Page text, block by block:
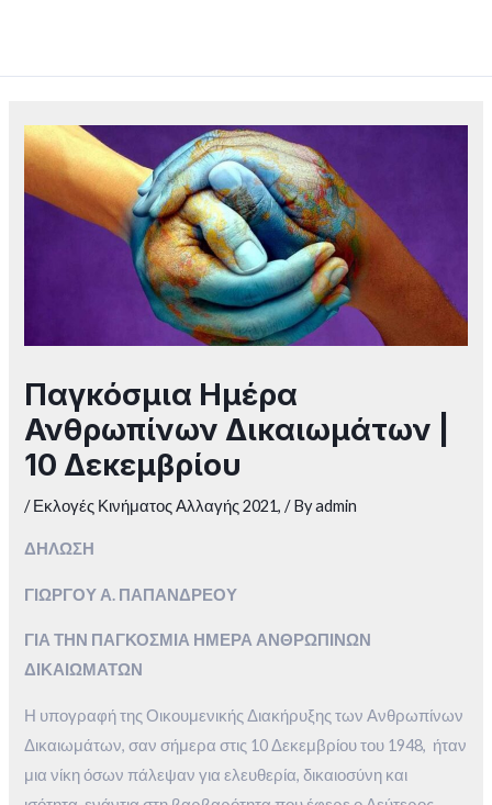
content
Παγκόσμια Ημέρα
Ανθρωπίνων Δικαιωμάτων |
10 Δεκεμβρίου
/ Εκλογές Κινήματος Αλλαγής 2021, / Byadmin
ΔΗΛΩΣΗ
ΓΙΩΡΓΟΥ Α. ΠΑΠΑΝΔΡΕΟΥ
ΓΙΑ ΤΗΝ ΠΑΓΚΟΣΜΙΑ ΗΜΕΡΑ ΑΝΘΡΩΠΙΝΩΝ
ΔΙΚΑΙΩΜΑΤΩΝ
Η υπογραφή της Οικουμενικής Διακήρυξης των Ανθρωπίνων
Δικαιωμάτων, σαν σήμερα στις 10 Δεκεμβρίου του 1948, ήταν
μια νίκη όσων πάλεψαν για ελευθερία, δικαιοσύνη και